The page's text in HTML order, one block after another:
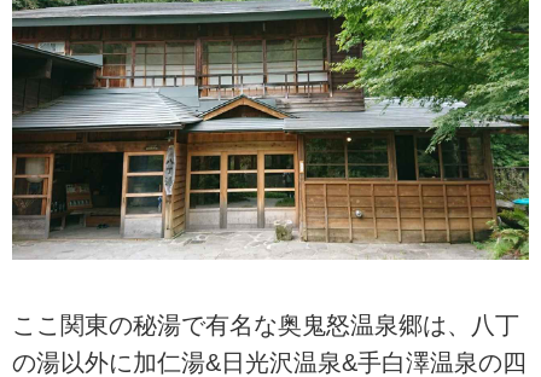
ここ関東の秘湯で有名な奥鬼怒温泉郷は、八丁
の湯以外に加仁湯&日光沢温泉&手白澤温泉の四